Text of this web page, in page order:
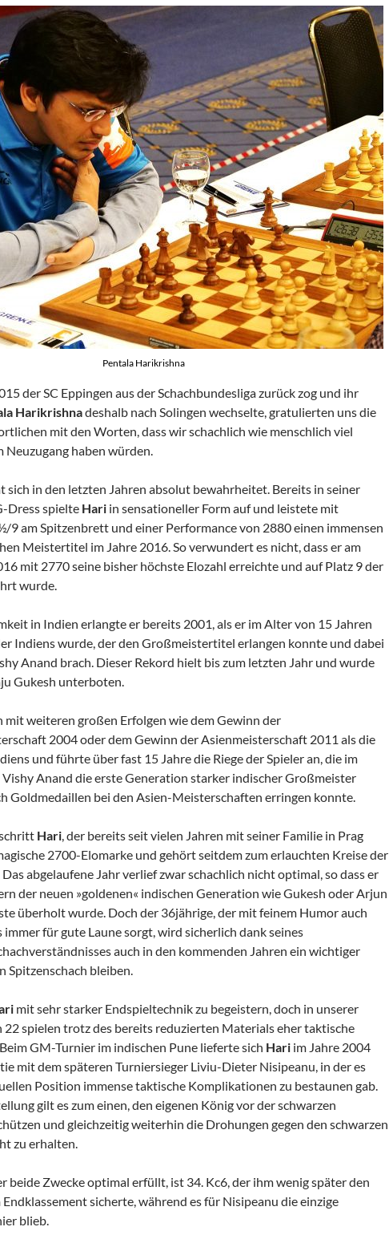
Pentala Harikrishna
der SC Eppingen aus der Schachbundesliga zurück zog und ihr
Harikrishnadeshalb nach Solingen wechselte, gratulierten uns die
mit den Worten, dass wir schachlich wie menschlich viel
Neuzugang haben würden.
sich in den letzten Jahren absolut bewahrheitet. Bereits in seiner
Dress spielte Hari in sensationeller Form auf und leistete mit
9 am Spitzenbrett und einer Performance von 2880 einen immensen
Meistertitel im Jahre 2016. So verwundert es nicht, dass er am
mit 2770 seine bisher höchste Elozahl erreichte und auf Platz 9 der
wurde.
in Indien erlangte er bereits 2001, als er im Alter von 15 Jahren
Indiens wurde, der den Großmeistertitel erlangen konnte und dabei
Anand brach. Dieser Rekord hielt bis zum letzten Jahr und wurde
Gukesh unterboten.
mit weiteren großen Erfolgen wie dem Gewinn der
2004 oder dem Gewinn der Asienmeisterschaft 2011 als die
und führte über fast 15 Jahre die Riege der Spieler an, die im
Anand die erste Generation starker indischer Großmeister
Goldmedaillen bei den Asien-Meisterschaften erringen konnte.
Hari, der bereits seit vielen Jahren mit seiner Familie in Prag
2700-Elomarke und gehört seitdem zum erlauchten Kreise der
abgelaufene Jahr verlief zwar schachlich nicht optimal, so dass er
der neuen »goldenen« indischen Generation wie Gukesh oder Arjun
überholt wurde. Doch der 36jährige, der mit feinem Humor auch
immer für gute Laune sorgt, wird sicherlich dank seines
auch in den kommenden Jahren ein wichtiger
Spitzenschach bleiben.
mit sehr starker Endspieltechnik zu begeistern, doch in unserer
22 spielen trotz des bereits reduzierten Materials eher taktische
GM-Turnier im indischen Pune lieferte sich Hari im Jahre 2004
mit dem späteren Turniersieger Liviu-Dieter Nisipeanu, in der es
Position immense taktische Komplikationen zu bestaunen gab.
gilt es zum einen, den eigenen König vor der schwarzen
und gleichzeitig weiterhin die Drohungen gegen den schwarzen
zu erhalten.
beide Zwecke optimal erfüllt, ist 34. Kc6, der ihm wenig später den
Endklassement sicherte, während es für Nisipeanu die einzige
blieb.